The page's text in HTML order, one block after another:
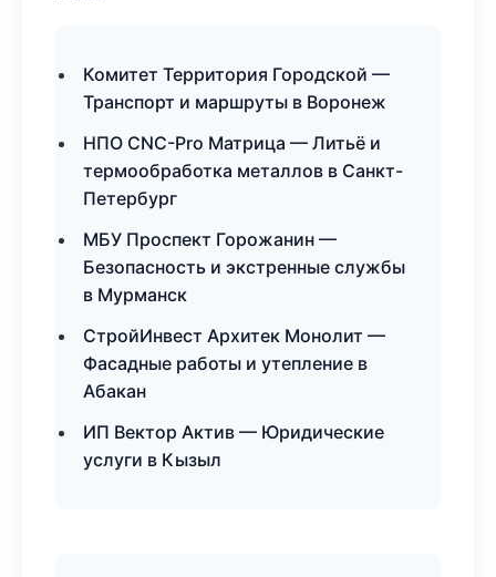
Комитет Территория Городской —
Транспорт и маршруты в Воронеж
НПО CNC-Pro Матрица — Литьё и
термообработка металлов в Санкт-
Петербург
МБУ Проспект Горожанин —
Безопасность и экстренные службы
в Мурманск
СтройИнвест Архитек Монолит —
Фасадные работы и утепление в
Абакан
ИП Вектор Актив — Юридические
услуги в Кызыл